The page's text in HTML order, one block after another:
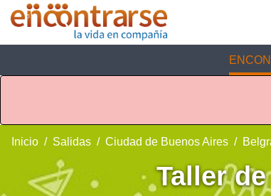
Inicio Salidas Ciudad de Buenos Aires
Taller